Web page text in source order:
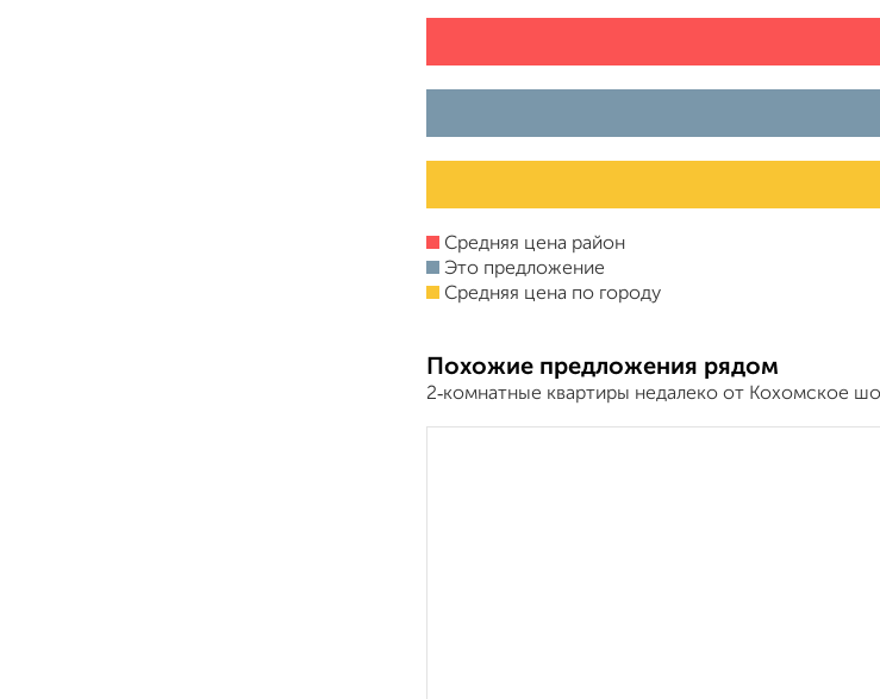
Средняя цена район
Это предложение
Средняя цена по городу
Похожие предложения рядом
2‑комнатные квартиры недалеко от Кохомское